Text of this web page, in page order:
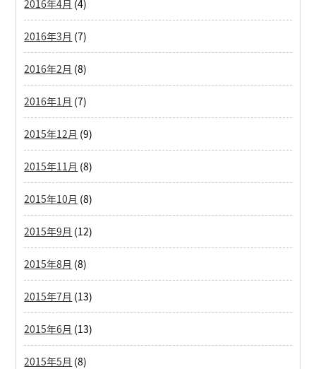
2016年4月 (4)
2016年3月 (7)
2016年2月 (8)
2016年1月 (7)
2015年12月 (9)
2015年11月 (8)
2015年10月 (8)
2015年9月 (12)
2015年8月 (8)
2015年7月 (13)
2015年6月 (13)
2015年5月 (8)